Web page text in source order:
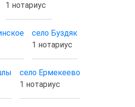
1 нотариус
село Буздяк
1 нотариус
село Ермекеево
1 нотариус